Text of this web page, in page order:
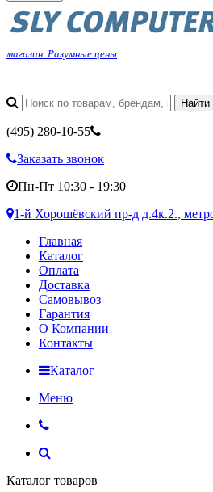
магазин. Разумные цены
(495) 280-10-55
Заказать звонок
Пн-Пт 10:30 - 19:30
1-й Хорошёвский пр-д д.4к.2.,
Главная
Каталог
Оплата
Доставка
Самовывоз
Гарантия
О Компании
Контакты
Каталог
Меню
Каталог товаров